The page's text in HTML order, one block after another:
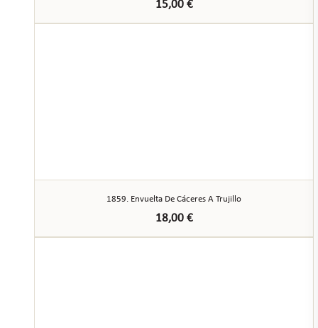
15,00 €
1859. Envuelta De Cáceres A Trujillo
18,00 €